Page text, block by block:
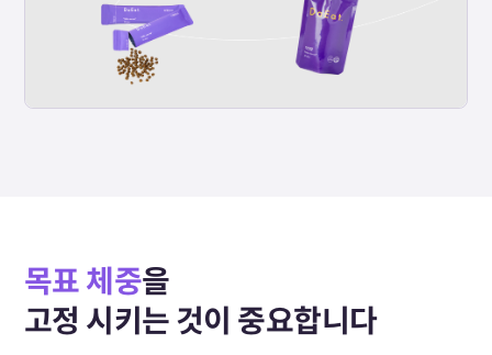
목표 체중을
고정 시키는 것이 중요합니다